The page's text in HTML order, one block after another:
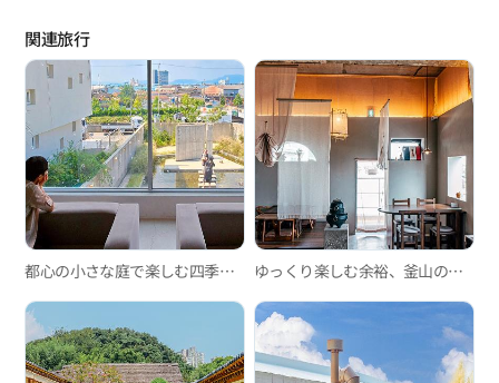
関連旅行
都心の小さな庭で楽しむ四季折々のイベントとトレンディな手作りスイーツ、「ORRD」 ゆっくり楽しむ余裕、釜山の韓屋カフェ3選